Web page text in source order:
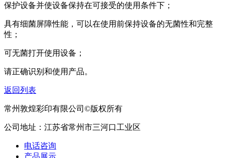
保护设备并使设备保持在可接受的使用条件下；
具有细菌屏障性能，可以在使用前保持设备的无菌性和完整
性；
可无菌打开使用设备；
请正确识别和使用产品。
返回列表
常州敦煌彩印有限公司©版权所有
公司地址：江苏省常州市三河口工业区
电话咨询
产品展示